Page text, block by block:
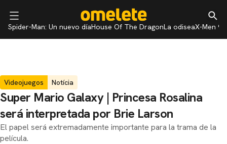
Spider-Man: Un nuevo díaHouse Of The DragonLa odiseaX-Men 97
Videojuegos Notícia
Super Mario Galaxy | Princesa Rosalina
será interpretada por Brie Larson
El papel será extremadamente importante para la trama de la
película.